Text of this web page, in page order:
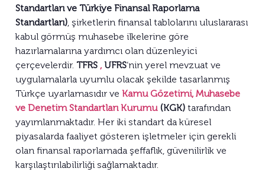
Standartları ve Türkiye Finansal Raporlama
Standartları), şirketlerin finansal tablolarını uluslararası
kabul görmüş muhasebe ilkelerine göre
hazırlamalarına yardımcı olan düzenleyici
çerçevelerdir. TFRS , UFRS‘nin yerel mevzuat ve
uygulamalarla uyumlu olacak şekilde tasarlanmış
Türkçe uyarlamasıdır ve Kamu Gözetimi, Muhasebe
ve Denetim Standartları Kurumu(KGK) tarafından
yayımlanmaktadır. Her iki standart da küresel
piyasalarda faaliyet gösteren işletmeler için gerekli
olan finansal raporlamada şeffaflık, güvenilirlik ve
karşılaştırılabilirliği sağlamaktadır.